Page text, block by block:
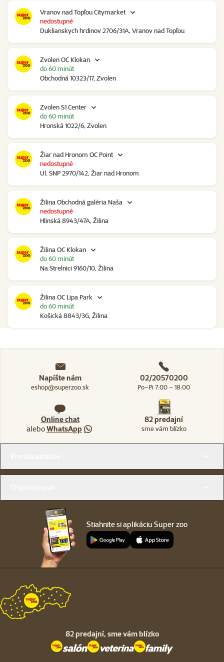
Vranov nad Topľou Citymarket
Duklianskych hrdinov 2706/31A, Vranov nad Topľou
nedostupné
Zvolen OC Klokan
Obchodná 10323/17, Zvolen
do 60 minút
Zvolen S1 Center
Hronská 1022/6, Zvolen
do 60 minút
Žiar nad Hronom OC Point
Ul. SNP 2970/142, Žiar nad Hronom
nedostupné
Žilina Obchodná galéria Naša
Hlinská 8943/47A, Žilina
nedostupné
Žilina OC Klokan
Na Strelnici 9160/10, Žilina
do 60 minút
Žilina OC Lipa Park
Košická 8843/3G, Žilina
do 60 minút
Napíšte nám
eshop@superzoo.sk
02/20570200
Po–Pi 7:00 – 18:00
Online chat
aleboWhatsApp
82 predajní
sme vám blízko
Stiahnite si aplikáciu Super zoo
82 predajní, sme vám blízko